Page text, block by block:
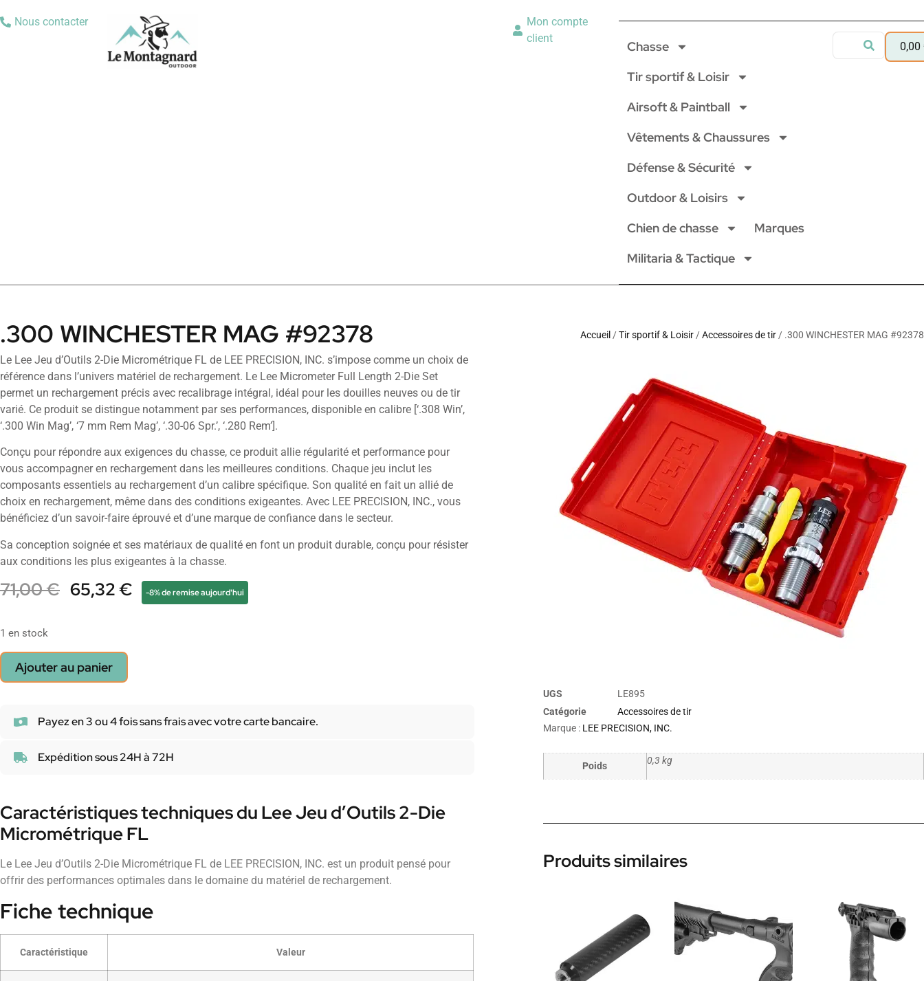
Nous contacter
Mon compte
client
Chasse
Tir sportif & Loisir
Airsoft & Paintball
Vêtements & Chaussures
Défense & Sécurité
Outdoor & Loisirs
Chien de chasse
Marques
Militaria & Tactique
0,00
.300 WINCHESTER MAG #92378
Le Lee Jeu d’Outils 2-Die Micrométrique FL de LEE PRECISION, INC. s’impose comme un choix de
référence dans l’univers matériel de rechargement. Le Lee Micrometer Full Length 2-Die Set
permet un rechargement précis avec recalibrage intégral, idéal pour les douilles neuves ou de tir
varié. Ce produit se distingue notamment par ses performances, disponible en calibre [‘.308 Win’,
‘.300 Win Mag’, ‘7 mm Rem Mag’, ‘.30-06 Spr.’, ‘.280 Rem’].
Conçu pour répondre aux exigences du chasse, ce produit allie régularité et performance pour
vous accompagner en rechargement dans les meilleures conditions. Chaque jeu inclut les
composants essentiels au rechargement d’un calibre spécifique. Son qualité en fait un allié de
choix en rechargement, même dans des conditions exigeantes. Avec LEE PRECISION, INC., vous
bénéficiez d’un savoir-faire éprouvé et d’une marque de confiance dans le secteur.
Sa conception soignée et ses matériaux de qualité en font un produit durable, conçu pour résister
aux conditions les plus exigeantes à la chasse.
71,00€ 65,32€ -8% de remise aujourd'hui
1 en stock
Ajouter au panier
Payez en 3 ou 4 fois sans frais avec votre carte bancaire.
Expédition sous 24H à 72H
Caractéristiques techniques du Lee Jeu d’Outils 2-Die
Micrométrique FL
Le Lee Jeu d’Outils 2-Die Micrométrique FL de LEE PRECISION, INC. est un produit pensé pour
offrir des performances optimales dans le domaine du matériel de rechargement.
Fiche technique
Caractéristique Valeur
Accueil /Tir sportif & Loisir /Accessoires de tir / .300 WINCHESTER MAG #92378
UGS
LE895
Catégorie
Accessoires de tir
Marque : LEE PRECISION, INC.
Poids 0,3 kg
Produits similaires